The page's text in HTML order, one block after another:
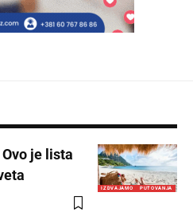
IZDVAJAMO PUTOVANJA
je lista